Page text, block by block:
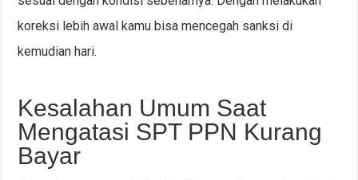
koreksi lebih awal kamu bisa mencegah sanksi di
kemudian hari.
Kesalahan Umum Saat
Mengatasi SPT PPN Kurang
Bayar